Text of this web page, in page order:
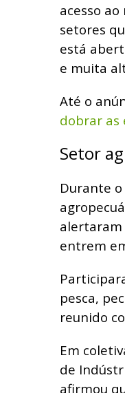
acesso
setores
está
e muita
Até o
dobrar as
Setor
Durante
alertaram
entrem
pesca,
reunido
Em
de
afirmou